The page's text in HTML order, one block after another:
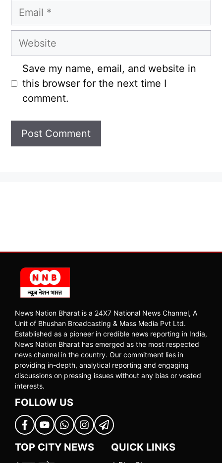
Email
Website
Save my name, email, and website in
this browser for the next time I
comment.
News Nation Bharat is a 24X7 National News Channel, A
Unit of Bhushan Broadcasting & Mass Media Pvt Ltd.
Established as a pioneer in credible news reporting in India,
News Nation Bharat has emerged as the most respected
news channel in the country. Our commitment lies in
providing in-depth, analytical reporting and engaging
discussions on pressing issues without any bias or vested
interests.
FOLLOW US
TOP CITY NEWS QUICK LINKS